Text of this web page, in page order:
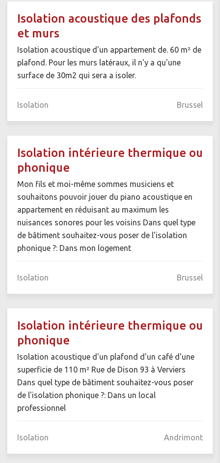
Isolation acoustique des plafonds
et murs
Isolation acoustique d'un appartement de. 60 m² de
plafond. Pour les murs latéraux, il n'y a qu'une
surface de 30m2 qui sera a isoler.
Isolation Brussel
Isolation intérieure thermique ou
phonique
Mon fils et moi-même sommes musiciens et
souhaitons pouvoir jouer du piano acoustique en
appartement en réduisant au maximum les
nuisances sonores pour les voisins Dans quel type
de bâtiment souhaitez-vous poser de l'isolation
phonique ?: Dans mon logement
Isolation Brussel
Isolation intérieure thermique ou
phonique
Isolation acoustique d'un plafond d'un café d'une
superficie de 110 m² Rue de Dison 93 à Verviers
Dans quel type de bâtiment souhaitez-vous poser
de l'isolation phonique ?: Dans un local
professionnel
Isolation Andrimont